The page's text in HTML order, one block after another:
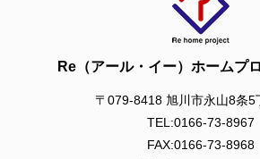
Re（アール・イー）ホームプ
〒079-8418 旭川市永山8条5
TEL:0166-73-8967
FAX:0166-73-8968